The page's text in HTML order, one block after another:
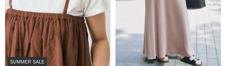
SUMMER SALE